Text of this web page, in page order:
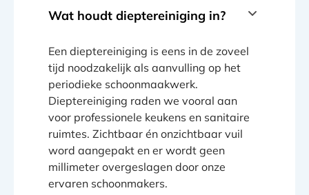
Wat houdt dieptereiniging in?
Een dieptereiniging is eens in de zoveel
tijd noodzakelijk als aanvulling op het
periodieke schoonmaakwerk.
Dieptereiniging raden we vooral aan
voor professionele keukens en sanitaire
ruimtes. Zichtbaar én onzichtbaar vuil
word aangepakt en er wordt geen
millimeter overgeslagen door onze
ervaren schoonmakers.